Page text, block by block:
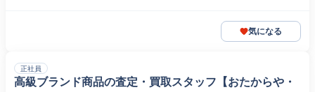
気になる
正社員
高級ブランド商品の査定・買取スタッフ【おたからや・